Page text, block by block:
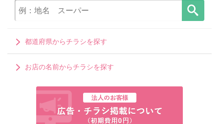
都道府県からチラシを探す
お店の名前からチラシを探す